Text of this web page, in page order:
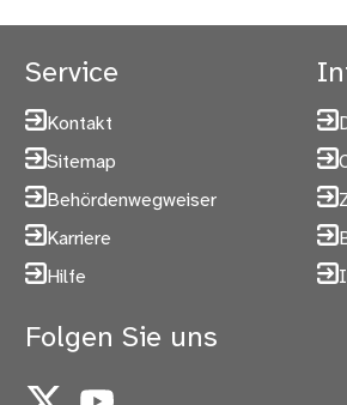
Service
Kontakt
Sitemap
Behördenwegweiser
Karriere
Hilfe
Folgen Sie uns
X YouTube